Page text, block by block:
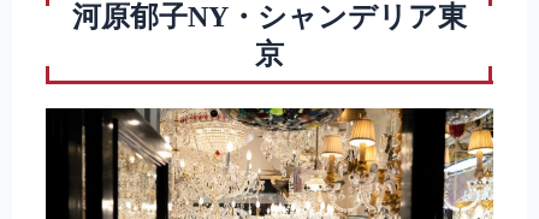
河原郁子NY・シャンデリア東
京